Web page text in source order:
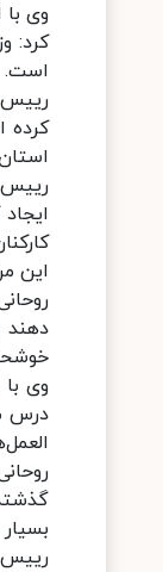
وی
کرد:
است.
رییس
کرده
رییس
این
دهند
وی
درس
رییس